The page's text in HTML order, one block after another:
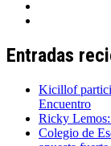
Entradas
Kicillof
Encuentro
Ricky
Colegio de